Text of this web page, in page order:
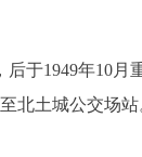
1949年10月
北土城公交场